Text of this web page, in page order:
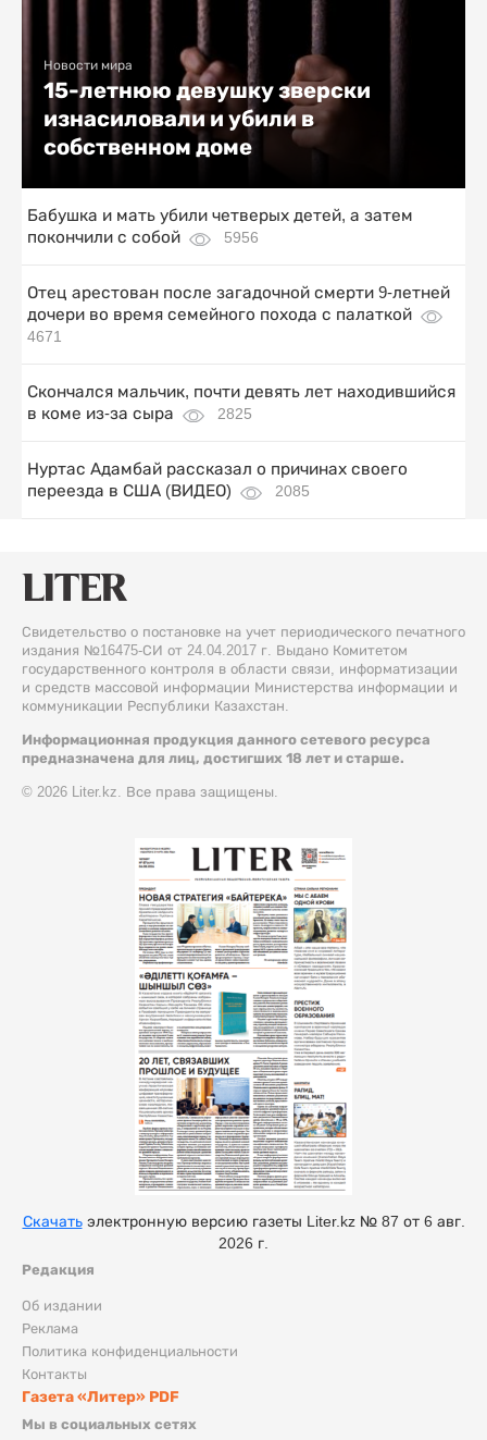
Новости мира
15-летнюю девушку зверски
изнасиловали и убили в
собственном доме
Бабушка и мать убили четверых детей, а затем
покончили с собой
5956
Отец арестован после загадочной смерти 9-летней
дочери во время семейного похода с палаткой
4671
Скончался мальчик, почти девять лет находившийся
в коме из-за сыра
2825
Нуртас Адамбай рассказал о причинах своего
переезда в США (ВИДЕО)
2085
Свидетельство о постановке на учет периодического печатного
издания №16475-СИ от 24.04.2017 г. Выдано Комитетом
государственного контроля в области связи, информатизации
и средств массовой информации Министерства информации и
коммуникации Республики Казахстан.
Информационная продукция данного сетевого ресурса
предназначена для лиц, достигших 18 лет и старше.
© 2026 Liter.kz. Все права защищены.
Редакция
Об издании
Реклама
Политика конфиденциальности
Контакты
Газета «Литер» PDF
Мы в социальных сетях
Скачатьэлектронную версию газеты Liter.kz № 87 от 6 авг.
2026 г.